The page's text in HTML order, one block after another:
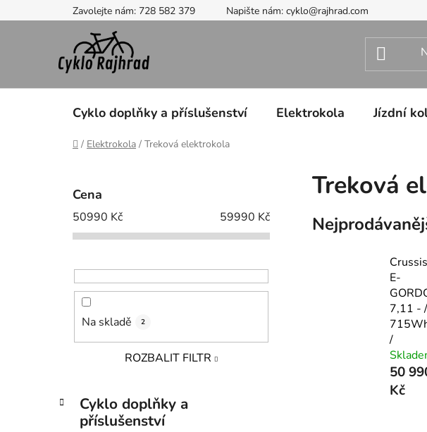
na
Zavolejte nám: 728 582 379 Napište nám: cyklo@rajhrad.com
Cyklo doplňky a příslušenství Elektrokola Jízdní
Domů
/ Elektrokola / Treková elektrokola
l
Cena
50990 Kč 59990 Kč
Na skladě 2
ROZBALIT FILTR
Přeskočit
kategorie
K
a
Cyklo doplňky a
příslušenství
Treková
Crussis
E-
7,11 - /
/
50
Kč